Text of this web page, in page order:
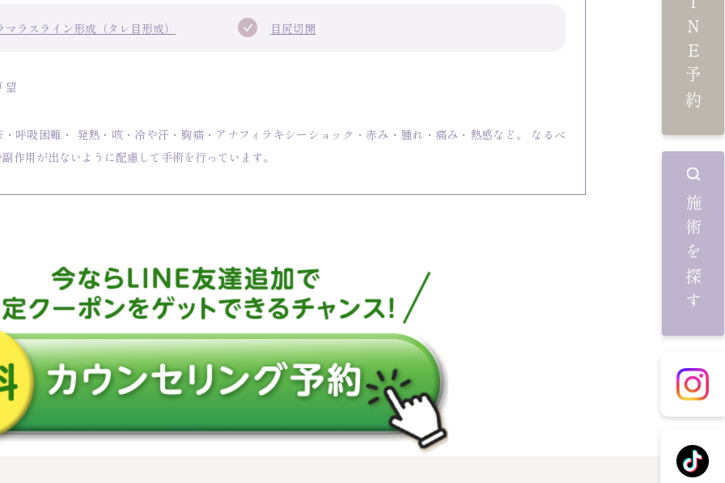
マラスライン形成（タレ目形成） 目尻切開
望
呼吸困難・ 発熱・咳・冷や汗・胸痛・アナフィラキシーショック・赤み・腫れ・痛み・熱感など。 なるべ
作用が出ないように配慮して手術を行っています。
LINE予約
施術を探す